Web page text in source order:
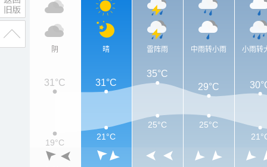
阴 晴 雷阵雨 中雨转小雨 小雨转
31°C 31°C
35°C
29°C
19°C
21°C
25°C
25°C